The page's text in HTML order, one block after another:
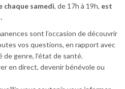
chaque samedi, de 17h à 19h, est
sont l’occasion de découvrir
vos questions, en rapport avec
de genre, l’état de santé.
en direct, devenir bénévole ou